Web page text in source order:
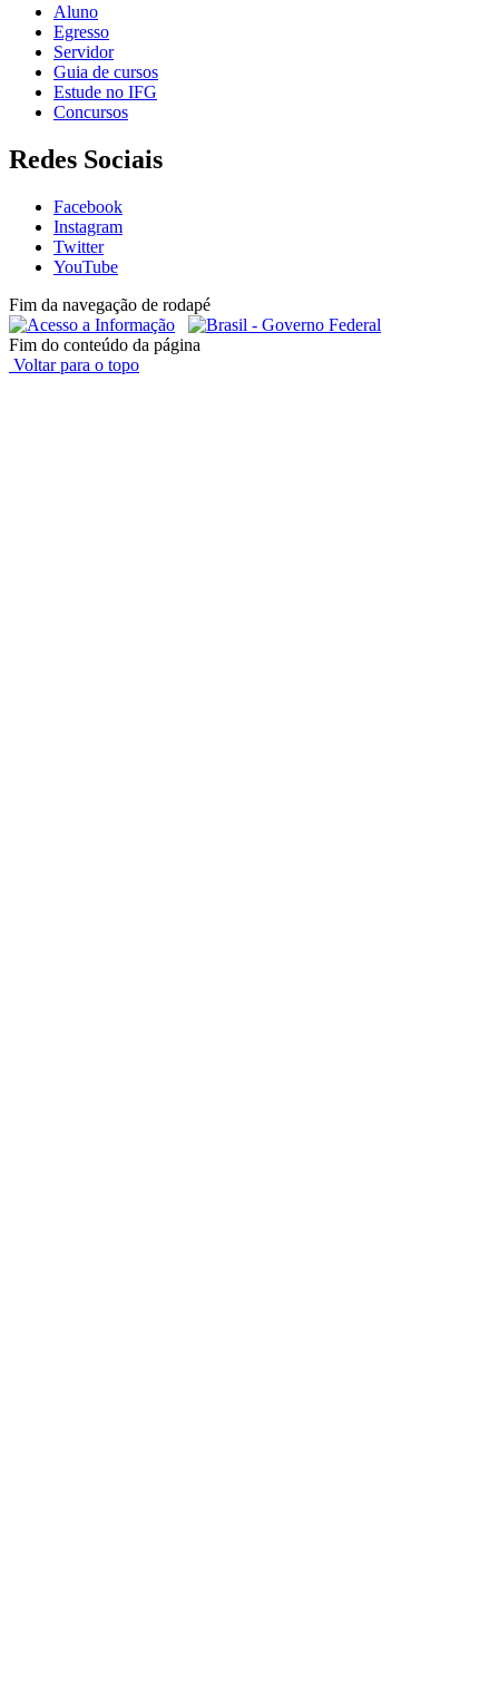
Aluno
Egresso
Servidor
Guia de cursos
Estude no IFG
Concursos
Redes Sociais
Facebook
Instagram
Twitter
YouTube
Fim da navegação de rodapé
Fim do conteúdo da página
Voltar para o topo